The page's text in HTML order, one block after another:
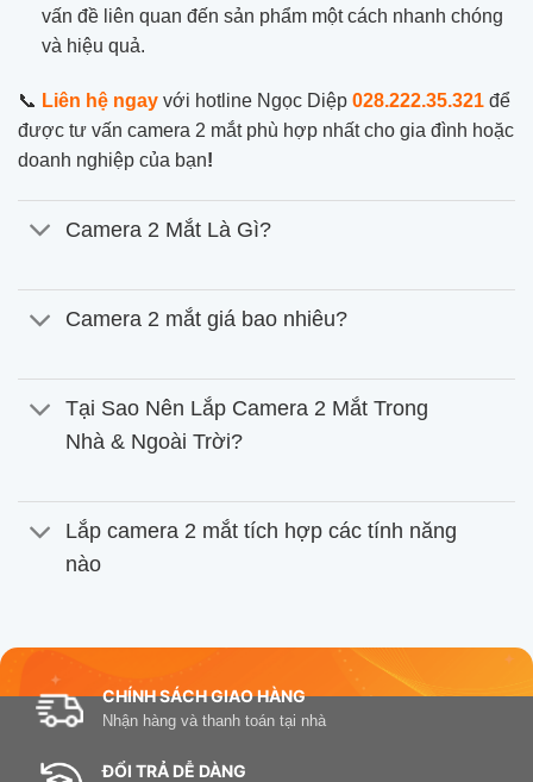
vấn đề liên quan đến sản phẩm một cách nhanh chóng
và hiệu quả.
📞 Liên hệ ngay với hotline Ngọc Diệp 028.222.35.321 để
được tư vấn camera 2 mắt phù hợp nhất cho gia đình hoặc
doanh nghiệp của bạn!
Camera 2 Mắt Là Gì?
Camera 2 mắt giá bao nhiêu?
Tại Sao Nên Lắp Camera 2 Mắt Trong
Nhà & Ngoài Trời?
Lắp camera 2 mắt tích hợp các tính năng
nào
CHÍNH SÁCH GIAO HÀNG
Nhận hàng và thanh toán tại nhà
ĐỔI TRẢ DỄ DÀNG